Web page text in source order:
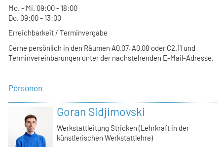
Mo. - Mi. 09:00 - 18:00
Do. 09:00 - 13:00
Erreichbarkeit / Terminvergabe
Gerne persönlich in den Räumen A0.07, A0.08 oder C2.11 und
Terminvereinbarungen unter der nachstehenden E-Mail-Adresse.
Personen
Goran Sidjimovski
Werkstattleitung Stricken (Lehrkraft in der
künstlerischen Werkstattlehre)